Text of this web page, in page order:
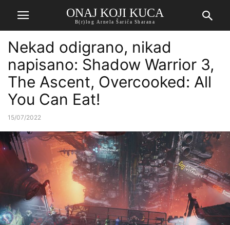
ONAJ KOJI KUCA
B(r)log Arnela Šarića Sharana
Nekad odigrano, nikad
napisano: Shadow Warrior 3,
The Ascent, Overcooked: All
You Can Eat!
15/07/2022